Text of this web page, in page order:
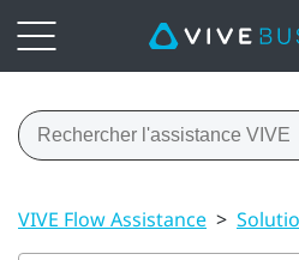
VIVE Flow Assistance >